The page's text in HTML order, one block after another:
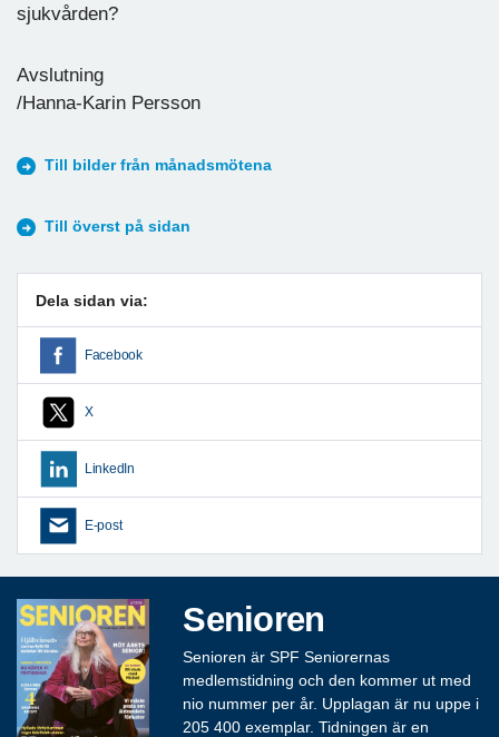
sjukvården?
Avslutning
/Hanna-Karin Persson
Till bilder från månadsmötena
Till överst på sidan
Dela sidan via:
Facebook
X
LinkedIn
E-post
Senioren
Senioren är SPF Seniorernas
medlemstidning och den kommer ut med
nio nummer per år. Upplagan är nu uppe i
205 400 exemplar. Tidningen är en